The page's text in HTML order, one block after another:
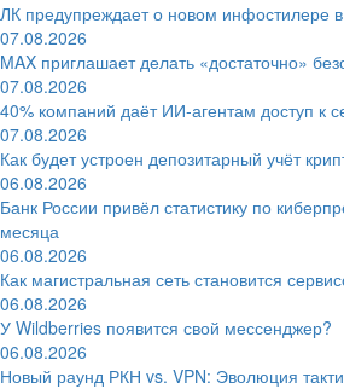
ЛК предупреждает о новом инфостилере
07.08.2026
MAX приглашает делать «достаточно»
07.08.2026
40% компаний даёт ИИ‑агентам доступ к
07.08.2026
Как будет устроен депозитарный учёт
06.08.2026
Банк России привёл статистику по
месяца
06.08.2026
Как магистральная сеть становится
06.08.2026
У Wildberries появится свой мессенджер?
06.08.2026
Новый раунд РКН vs. VPN: Эволюция